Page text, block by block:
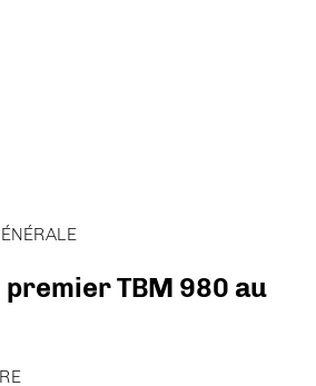
TBM 980 au